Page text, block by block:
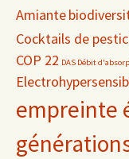
Amiante
Cocktails de
COP 22 DAS Débit
empreinte